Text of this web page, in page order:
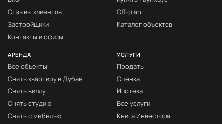
Отзывы клиентов
Застройщики
Контакты и офисы
Off-plan
Каталог объектов
АРЕНДА
Все объекты
Снять квартиру в Дубае
Снять виллу
Снять студию
Снять с мебелью
УСЛУГИ
Продать
Оценка
Ипотека
Все услуги
Книга Инвестора